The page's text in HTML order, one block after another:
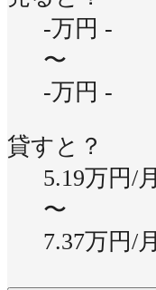
-万円 -
〜
-万円 -
貸すと？
5.19万円/月
〜
7.37万円/月